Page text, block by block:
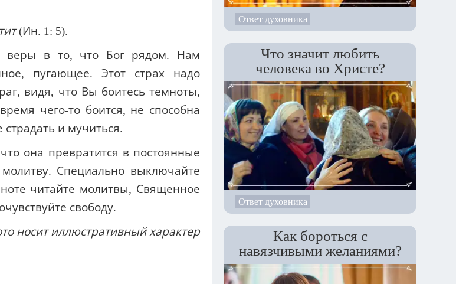
(Ин. 1: 5).
веры в то, что Бог рядом. Нам
пугающее. Этот страх надо
видя, что Вы боитесь темноты,
чего-то боится, не способна
и мучиться.
она превратится в постоянные
Специально выключайте
читайте молитвы, Священное
свободу.
носит иллюстративный характер
Ответ духовника
Что значит любить
человека во Христе?
Ответ духовника
Как бороться с
навязчивыми желаниями?